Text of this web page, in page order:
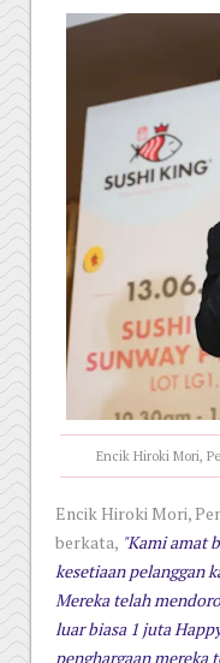
Encik Hiroki Mori,
Encik Hiroki Mori,
berkata, "Kami amat
kesetiaan pelanggan
Mereka telah
luar biasa 1 juta
penghargaan mereka